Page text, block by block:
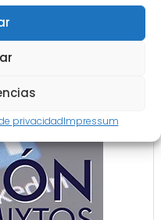
privacidadImpressum